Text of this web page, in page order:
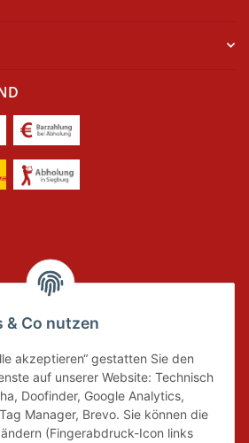
& Co nutzen
akzeptieren“ gestatten Sie den
auf unserer Website: Technisch
Doofinder, Google Analytics,
Manager, Brevo. Sie können die
(Fingerabdruck-Icon links
Verantwortung und erfüllen unsere
Systembeteiligung nach dem